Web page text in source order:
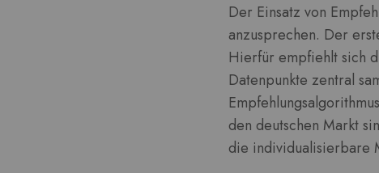
Der Einsatz von
anzusprechen. Der
Hierfür empfiehlt sich
Datenpunkte zentral
den deutschen Markt
die individualisierbare